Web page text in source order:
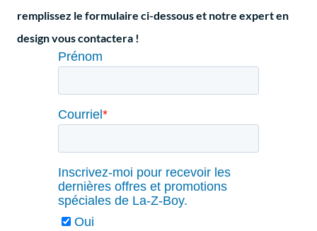
remplissez le formulaire ci-dessous et notre expert en
design vous contactera !